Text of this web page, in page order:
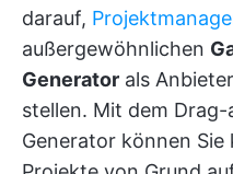
darauf,
außergewöhnlichen
Generator als
stellen. Mit dem
Generator können